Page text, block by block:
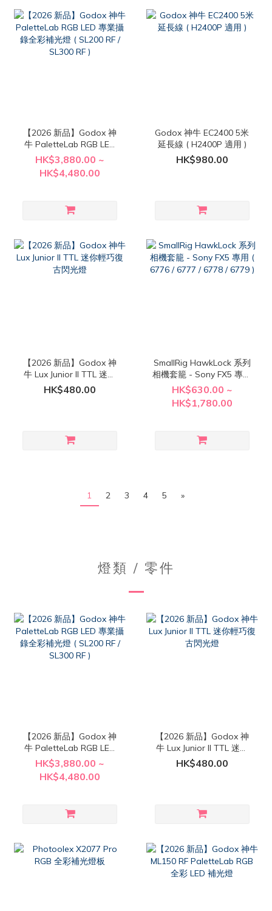
【2026 新品】Godox 神
牛 PaletteLab RGB LED
專業攝錄全彩補光燈 (
SL200 RF / SL300 RF )
HK$3,880.00 ~
HK$4,480.00
Godox 神牛 EC2400 5米
延長線 ( H2400P 適用 )
HK$980.00
【2026 新品】Godox 神
牛 Lux Junior II TTL 迷你
輕巧復古閃光燈
HK$480.00
SmallRig HawkLock 系列
相機套籠 - Sony FX5 專用
( 6776 / 6777 / 6778 /
6779 )
HK$630.00 ~
HK$1,780.00
1 2 3 4 5 »
燈類 / 零件
【2026 新品】Godox 神
牛 PaletteLab RGB LED
專業攝錄全彩補光燈 (
SL200 RF / SL300 RF )
HK$3,880.00 ~
HK$4,480.00
【2026 新品】Godox 神
牛 Lux Junior II TTL 迷你
輕巧復古閃光燈
HK$480.00